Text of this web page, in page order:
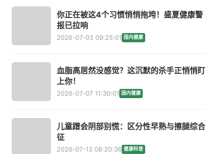
你正在被这4个习惯悄悄拖垮！盛夏健康警
报已拉响
2026-07-03 09:25:01 国内健康
血脂高居然没感觉？这沉默的杀手正悄悄盯
上你！
2026-07-07 11:30:01 国内健康
儿童蹭会阴部别慌：区分性早熟与擦腿综合
征
2026-07-13 08:20:36 健康科普